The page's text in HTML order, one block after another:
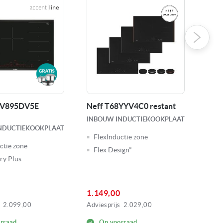
zone
Plus
2.099,00
Neff T68YYV4C0 restant
INBOUW INDUCTIEKOOKPLAAT
FlexInductie zone
Flex Design*
1.149,00
Adviesprijs 2.029,00